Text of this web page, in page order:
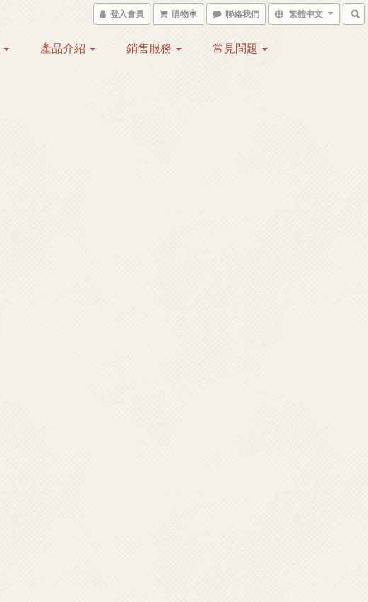
登入會員 購物車 聯絡我們 繁體中文
產品介紹 銷售服務 常見問題